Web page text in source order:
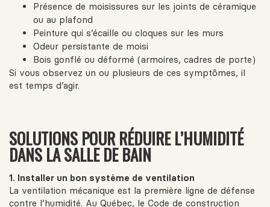
Présence de moisissures sur les joints de céramique
ou au plafond
Peinture qui s’écaille ou cloques sur les murs
Odeur persistante de moisi
Bois gonflé ou déformé (armoires, cadres de porte)
Si vous observez un ou plusieurs de ces symptômes, il
est temps d’agir.
SOLUTIONS POUR RÉDUIRE L’HUMIDITÉ
DANS LA SALLE DE BAIN
1. Installer un bon système de ventilation
La ventilation mécanique est la première ligne de défense
contre l’humidité. Au Québec, le Code de construction